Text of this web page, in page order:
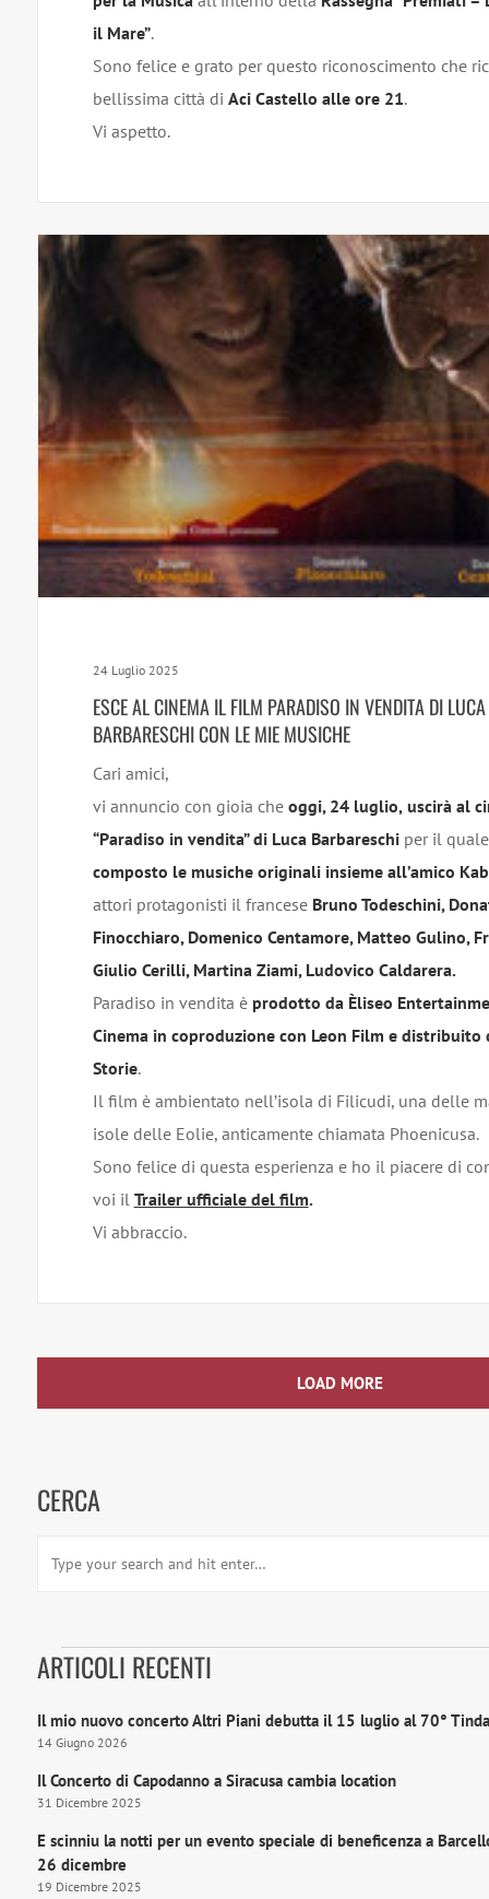
il Mare”.
Sono felice e grato per questo riconoscimento che
bellissima città di Aci Castello alle ore 21.
Vi aspetto.
24 Luglio 2025
ESCE AL CINEMA IL FILM PARADISO IN VENDITA DI LUCA
BARBARESCHI CON LE MIE MUSICHE
Cari amici,
vi annuncio con gioia che oggi, 24 luglio, uscirà al
“Paradiso in vendita” di Luca Barbareschiper il
composto le musiche originali insieme all’amico
attori protagonisti il francese Bruno Todeschini,
Finocchiaro, Domenico Centamore, Matteo Gulino,
Giulio Cerilli, Martina Ziami, Ludovico Caldarera.
Paradiso in vendita è prodotto da Èliseo
Cinema in coproduzione con Leon Film e distribuito
Storie.
Il film è ambientato nell’isola di Filicudi, una delle
isole delle Eolie, anticamente chiamata Phoenicusa.
Sono felice di questa esperienza e ho il piacere di
voi il Trailer ufficiale del film.
Vi abbraccio.
LOAD MORE
CERCA
ARTICOLI RECENTI
Il mio nuovo concerto Altri Piani debutta il 15 luglio al 70°
14 Giugno 2026
Il Concerto di Capodanno a Siracusa cambia location
31 Dicembre 2025
E scinniu la notti per un evento speciale di beneficenza a
26 dicembre
19 Dicembre 2025